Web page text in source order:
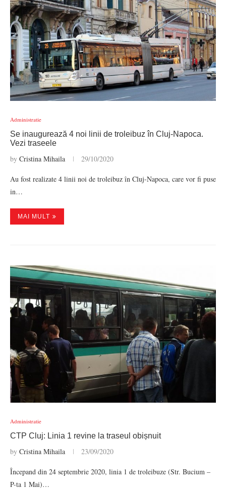
Administratie
Se inaugurează 4 noi linii de troleibuz în Cluj-Napoca.
Vezi traseele
by Cristina Mihaila 29/10/2020
Au fost realizate 4 linii noi de troleibuz în Cluj-Napoca, care vor fi puse
in…
MAI MULT
Administratie
CTP Cluj: Linia 1 revine la traseul obișnuit
by Cristina Mihaila 23/09/2020
Începand din 24 septembrie 2020, linia 1 de troleibuze (Str. Bucium –
P-ta 1 Mai)…